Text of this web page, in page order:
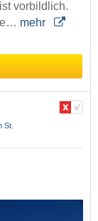
vorbildlich.
mehr
St.